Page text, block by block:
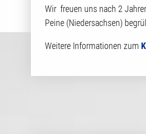
Wir freuen uns nach 2
Peine (Niedersachsen)
Weitere Informationen zum